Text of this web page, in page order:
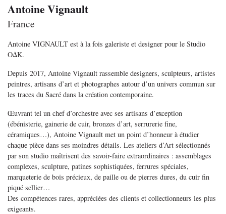
Antoine Vignault
France
Antoine VIGNAULT est à la fois galeriste et designer pour le Studio
OΔK.
Depuis 2017, Antoine Vignault rassemble designers, sculpteurs, artistes
peintres, artisans d’art et photographes autour d’un univers commun sur
les traces du Sacré dans la création contemporaine.
Œuvrant tel un chef d’orchestre avec ses artisans d’exception
(ébénisterie, gainerie de cuir, bronzes d’art, serrurerie fine,
céramiques…), Antoine Vignault met un point d’honneur à étudier
chaque pièce dans ses moindres détails. Les ateliers d’Art sélectionnés
par son studio maîtrisent des savoir-faire extraordinaires : assemblages
complexes, sculpture, patines sophistiquées, ferrures spéciales,
marqueterie de bois précieux, de paille ou de pierres dures, du cuir fin
piqué sellier…
Des compétences rares, appréciées des clients et collectionneurs les plus
exigeants.